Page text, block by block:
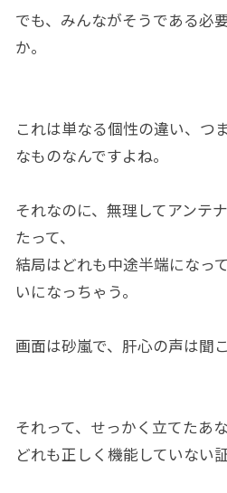
でも、みんながそうである必
か。
これは単なる個性の違い、つ
なものなんですよね。
それなのに、無理してアンテ
たって、
結局はどれも中途半端になっ
いになっちゃう。
画面は砂嵐で、肝心の声は聞
それって、せっかく立てたあ
どれも正しく機能していない